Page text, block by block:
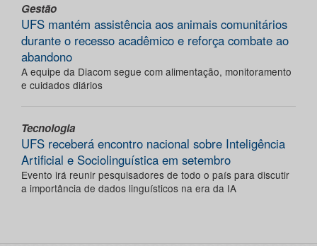
Gestão
UFS mantém assistência aos animais comunitários
durante o recesso acadêmico e reforça combate ao
abandono
A equipe da Diacom segue com alimentação, monitoramento
e cuidados diários
Tecnologia
UFS receberá encontro nacional sobre Inteligência
Artificial e Sociolinguística em setembro
Evento irá reunir pesquisadores de todo o país para discutir
a importância de dados linguísticos na era da IA